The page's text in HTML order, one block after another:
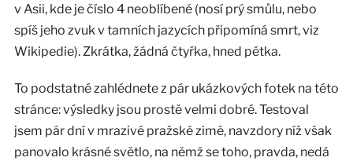
v Asii, kde je číslo 4 neoblíbené (nosí prý smůlu, nebo
spíš jeho zvuk v tamních jazycích připomíná smrt, viz
Wikipedie). Zkrátka, žádná čtyřka, hned pětka.
To podstatné zahlédnete z pár ukázkových fotek na této
stránce: výsledky jsou prostě velmi dobré. Testoval
jsem pár dní v mrazivé pražské zimě, navzdory níž však
panovalo krásné světlo, na němž se toho, pravda, nedá